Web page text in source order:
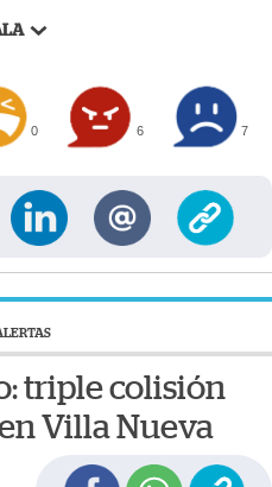
0 6 7
triple colisión
Villa Nueva